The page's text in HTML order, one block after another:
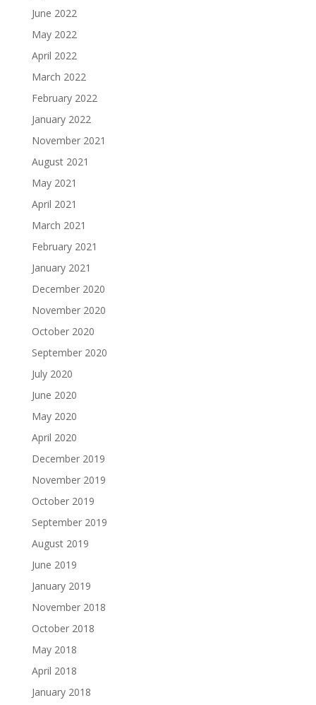
June 2022
May 2022
April 2022
March 2022
February 2022
January 2022
November 2021
August 2021
May 2021
April 2021
March 2021
February 2021
January 2021
December 2020
November 2020
October 2020
September 2020
July 2020
June 2020
May 2020
April 2020
December 2019
November 2019
October 2019
September 2019
August 2019
June 2019
January 2019
November 2018
October 2018
May 2018
April 2018
January 2018